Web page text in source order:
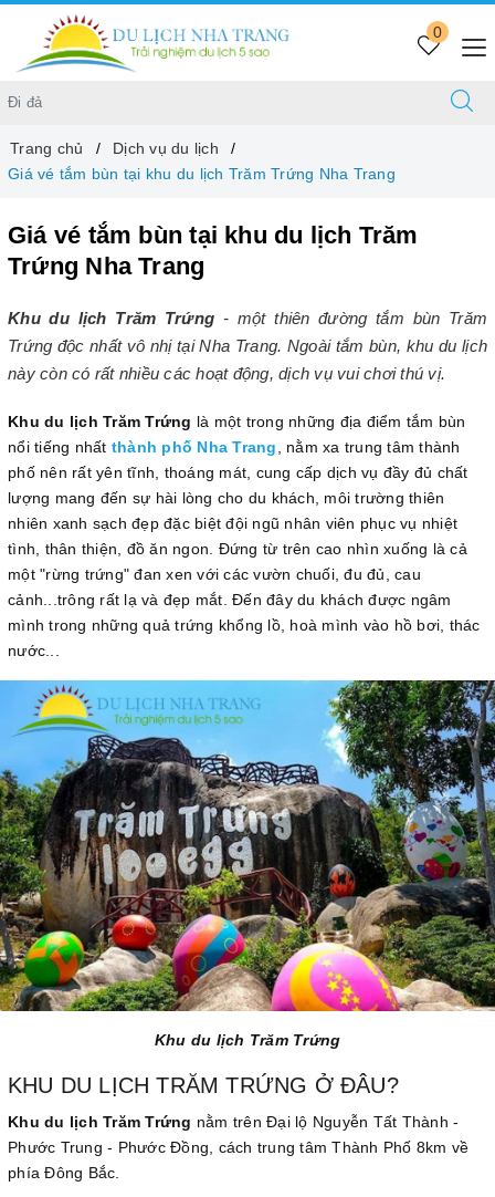
0
Trang chủ
Dịch vụ du lịch
Giá vé tắm bùn tại khu du lịch Trăm Trứng Nha Trang
Giá vé tắm bùn tại khu du lịch Trăm
Trứng Nha Trang
Khu du lịch Trăm Trứng - một thiên đường tắm bùn Trăm
Trứng độc nhất vô nhị tại Nha Trang. Ngoài tắm bùn, khu du lịch
này còn có rất nhiều các hoạt động, dịch vụ vui chơi thú vị.
Khu du lịch Trăm Trứng là một trong những địa điểm tắm bùn
nổi tiếng nhất thành phố Nha Trang , nằm xa trung tâm thành
phố nên rất yên tĩnh, thoáng mát, cung cấp dịch vụ đầy đủ chất
lượng mang đến sự hài lòng cho du khách, môi trường thiên
nhiên xanh sạch đẹp đặc biệt đội ngũ nhân viên phục vụ nhiệt
tình, thân thiện, đồ ăn ngon. Đứng từ trên cao nhìn xuống là cả
một "rừng trứng" đan xen với các vườn chuối, đu đủ, cau
cảnh...trông rất lạ và đẹp mắt. Đến đây du khách được ngâm
mình trong những quả trứng khổng lồ, hoà mình vào hồ bơi, thác
nước...
Khu du lịch Trăm Trứng
KHU DU LỊCH TRĂM TRỨNG Ở ĐÂU?
Khu du lịch Trăm Trứng nằm trên Đại lộ Nguyễn Tất Thành -
Phước Trung - Phước Đồng, cách trung tâm Thành Phố 8km về
phía Đông Bắc.